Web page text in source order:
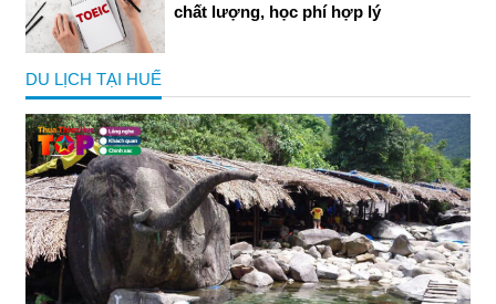
chất lượng, học phí hợp lý
DU LỊCH TẠI HUẾ